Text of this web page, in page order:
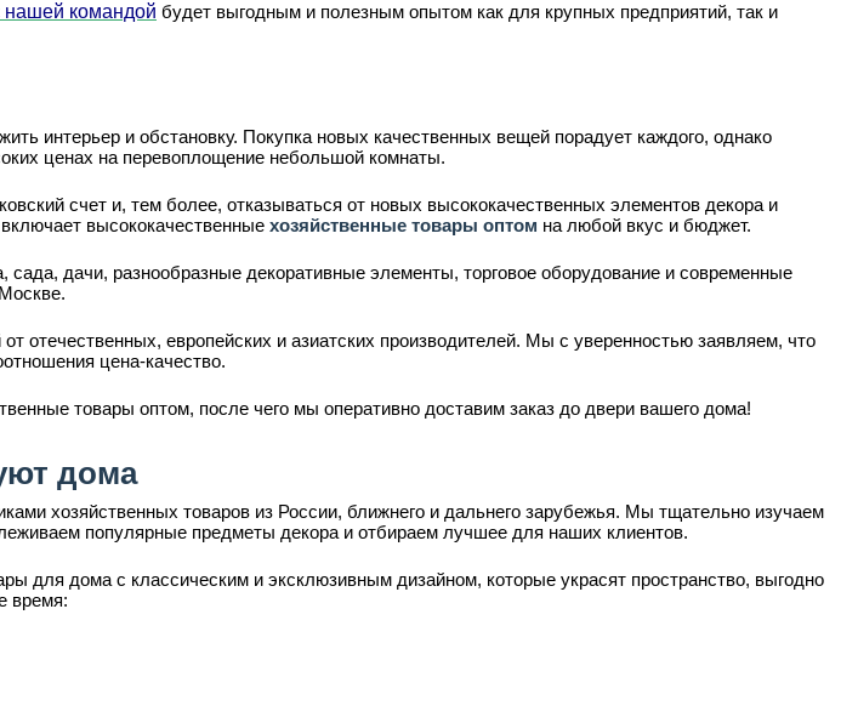
нашей командой будет выгодным и полезным опытом как для крупных предприятий, так и
интерьер и обстановку. Покупка новых качественных вещей порадует каждого, однако
ценах на перевоплощение небольшой комнаты.
счет и, тем более, отказываться от новых высококачественных элементов декора и
высококачественные хозяйственные товары оптом на любой вкус и бюджет.
дачи, разнообразные декоративные элементы, торговое оборудование и современные
отечественных, европейских и азиатских производителей. Мы с уверенностью заявляем, что
цена-качество.
товары оптом, после чего мы оперативно доставим заказ до двери вашего дома!
дома
хозяйственных товаров из России, ближнего и дальнего зарубежья. Мы тщательно изучаем
популярные предметы декора и отбираем лучшее для наших клиентов.
для дома с классическим и эксклюзивным дизайном, которые украсят пространство, выгодно
время: